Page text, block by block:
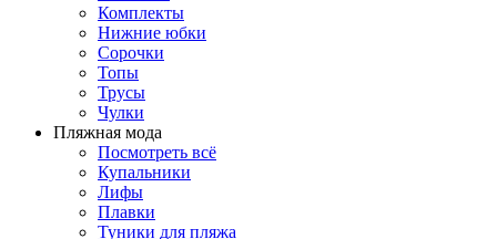
Комплекты
Нижние юбки
Сорочки
Топы
Трусы
Чулки
Пляжная мода
Посмотреть всё
Купальники
Лифы
Плавки
Туники для пляжа